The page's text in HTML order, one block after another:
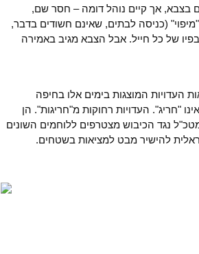
בצבא, אך קיים נוהל דומה – חסר שם,
(כניסה לבתים, שאינם חשודים בדבר,
של כל חייל. אבל הצבא מגיב באמירה
העדויות המוצגות בימים אלו בחיפה
"חריג". העדויות רחוקות מ"חריגות". הן
נגד הכיבוש מצטרפים ללוחמים השונים
להישיר מבט למציאות בשטחים.